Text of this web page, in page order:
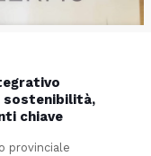
sostenibilità,
chiave
provinciale